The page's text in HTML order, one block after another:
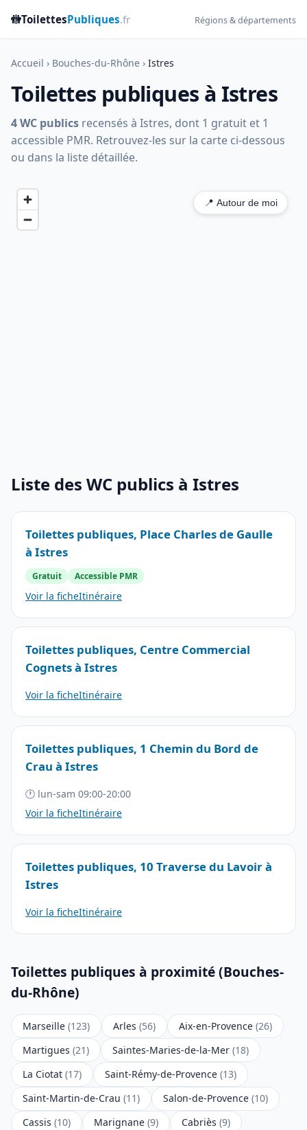
🚻ToilettesPubliques.fr Régions & départements
Accueil › Bouches-du-Rhône › Istres
Toilettes publiques à Istres
4 WC publics recensés à Istres, dont 1 gratuit et 1
accessible PMR. Retrouvez-les sur la carte ci-dessous
ou dans la liste détaillée.
📍 Autour de moi
Liste des WC publics à Istres
Toilettes publiques, Place Charles de Gaulle
à Istres
Gratuit Accessible PMR
Voir la ficheItinéraire
Toilettes publiques, Centre Commercial
Cognets à Istres
Voir la ficheItinéraire
Toilettes publiques, 1 Chemin du Bord de
Crau à Istres
🕐 lun-sam 09:00-20:00
Voir la ficheItinéraire
Toilettes publiques, 10 Traverse du Lavoir à
Istres
Voir la ficheItinéraire
Toilettes publiques à proximité (Bouches-
du-Rhône)
Marseille (123) Arles (56) Aix-en-Provence (26)
Martigues (21) Saintes-Maries-de-la-Mer (18)
La Ciotat (17) Saint-Rémy-de-Provence (13)
Saint-Martin-de-Crau (11) Salon-de-Provence (10)
Cassis (10) Marignane (9) Cabriès (9)